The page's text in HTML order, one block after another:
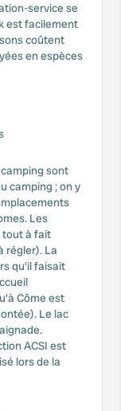
service se
est facilement
coûtent
en espèces
sont
camping ; on y
Les
tout à fait
régler). La
qu'il faisait
Côme est
Le lac
ACSI est
lors de la